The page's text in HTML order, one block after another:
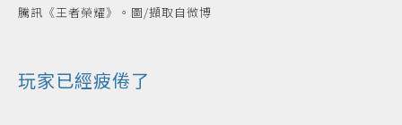
騰訊《王者榮耀》。圖/擷取自微博
玩家已經疲倦了